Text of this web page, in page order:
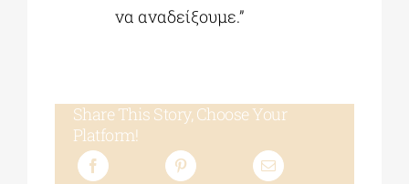
να αναδείξουμε.”
Share This Story, Choose Your
Platform!